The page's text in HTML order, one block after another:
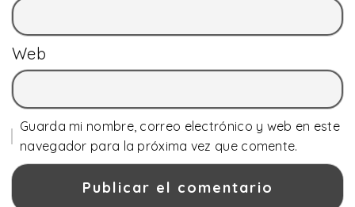
Web
Guarda mi nombre, correo electrónico y web en este
navegador para la próxima vez que comente.